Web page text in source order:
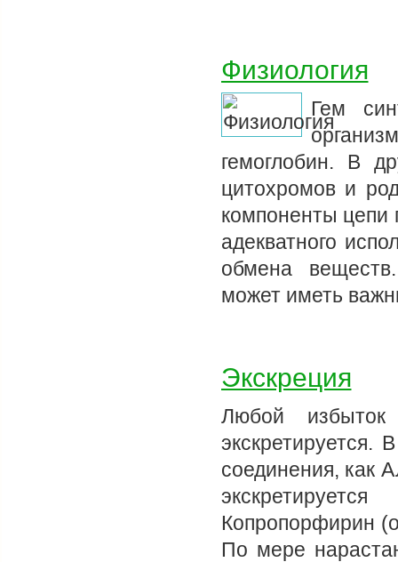
Физиология
Гем
гемоглобин. В
цитохромов и
компоненты цепи
адекватного
обмена
может иметь
Экскреция
Любой избыток
экскретируется.
соединения, как
Копропорфирин
По мере